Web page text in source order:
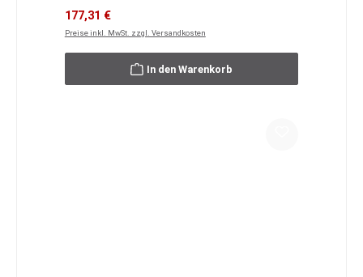
Verkaufspreis:
177,31 €
Preise inkl. MwSt. zzgl. Versandkosten
In den Warenkorb